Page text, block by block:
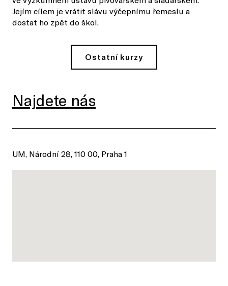
Jejím cílem je vrátit slávu výčepnímu řemeslu a
dostat ho zpět do škol.
Ostatní kurzy
Najdete nás
UM, Národní 28, 110 00, Praha 1